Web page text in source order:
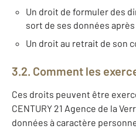
Un droit de formuler des
sort de ses données
Un droit au retrait de son
3.2. Comment les
Ces droits peuvent être
CENTURY 21 Agence de la
données à caractère